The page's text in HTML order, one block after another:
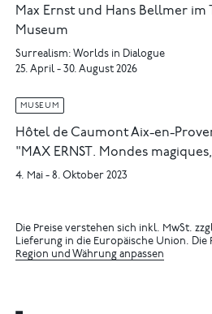
Max Ernst und Hans Bellmer im
Museum
Surrealism: Worlds in Dialogue
25. April - 30. August 2026
MUSEUM
Hôtel de Caumont Aix-en-
"MAX ERNST. Mondes
4. Mai - 8. Oktober 2023
Die Preise verstehen sich inkl. MwSt.
Lieferung in die Europäische Union. Die
Region und Währung anpassen